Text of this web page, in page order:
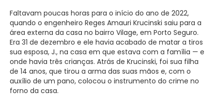
Faltavam poucas horas para o início do ano de 2022,
quando o engenheiro Reges Amauri Krucinski saiu para a
área externa da casa no bairro Vilage, em Porto Seguro.
Era 31 de dezembro e ele havia acabado de matar a tiros
sua esposa, J., na casa em que estava com a família — e
onde havia três crianças. Atrás de Krucinski, foi sua filha
de 14 anos, que tirou a arma das suas mãos e, com o
auxílio de um pano, colocou o instrumento do crime no
forno da casa.